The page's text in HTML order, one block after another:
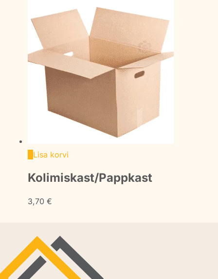
Lisa korvi
Kolimiskast/Pappkast
3,70 €